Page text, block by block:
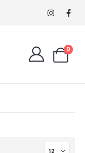
0